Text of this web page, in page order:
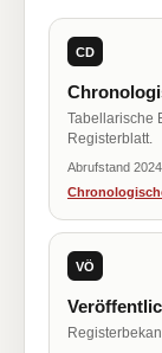
CD
Tabellarische
Registerblatt.
Abrufstand
VÖ